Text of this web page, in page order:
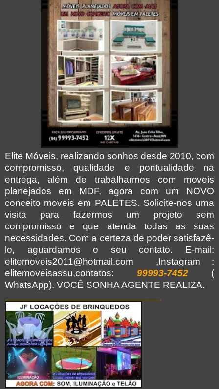
Elite Móveis, realizando sonhos desde 2010, com
compromisso, qualidade e pontualidade na
entrega, além de trabalharmos com moveis
planejados em MDF, agora com um NOVO
conceito moveis em PALETES. Solicite-nos uma
visita para fazermos um projeto sem
compromisso e que atenda todas as suas
necessidades. Com a certeza de poder satisfazê-
lo, aguardamos o seu contato. E-mail:
elitemoveis2011@hotmail.com ,Instagram :
elitemoveisassu,contatos:
99993-7452 (
WhatsApp). VOCÊ SONHA AGENTE REALIZA.